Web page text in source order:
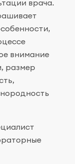
врача.
внимание
размер